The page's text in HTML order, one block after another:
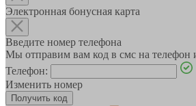
Электронная бонусная карта
Введите номер телефона
Мы отправим вам код в смс на телефон
Телефон:
Изменить номер